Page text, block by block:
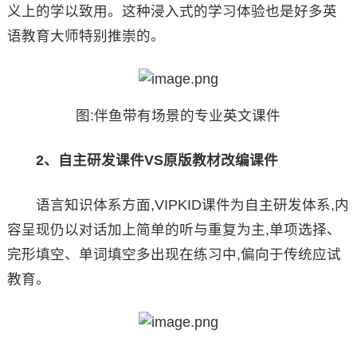
义上的学以致用。这种浸入式的学习体验也是好多英
语教育大师特别推崇的。
图:伴鱼带有场景的专业英文课件
2、自主研发课件VS原版教材改编课件
语言知识体系方面,VIPKID课件为自主研发体系,内
容呈现仍以对话加上简单的听与重复为主,单项选择、
完形填空、单词填空多出现在练习中,偏向于传统应试
教育。